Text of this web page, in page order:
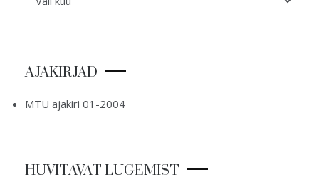
AJAKIRJAD
MTÜ ajakiri 01-2004
HUVITAVAT LUGEMIST